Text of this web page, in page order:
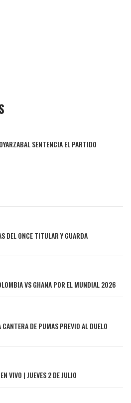
SENTENCIA EL PARTIDO
DEL ONCE TITULAR Y GUARDA
VS GHANA POR EL MUNDIAL 2026
DE PUMAS PREVIO AL DUELO
VIVO | JUEVES 2 DE JULIO